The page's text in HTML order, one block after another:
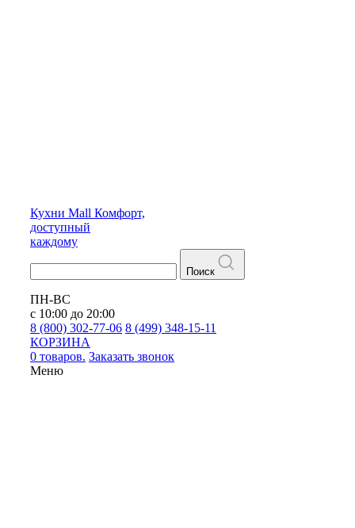
Кухни Mall Комфорт,
доступный
каждому
Поиск
ПН-ВС
с 10:00 до 20:00
8 (800) 302-77-06 8 (499) 348-15-11
КОРЗИНА
0 товаров. Заказать звонок
Меню